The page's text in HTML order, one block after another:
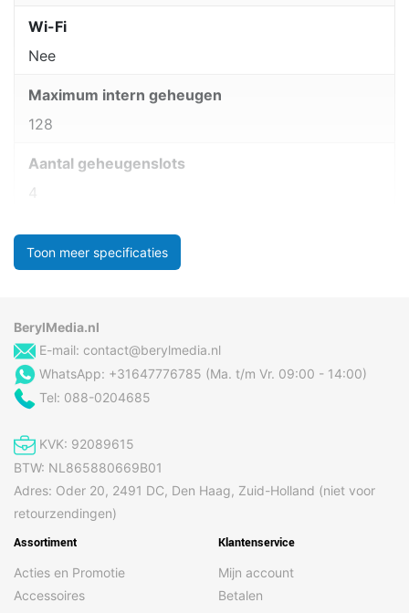
Wi-Fi
Nee
Maximum intern geheugen
128
Aantal geheugenslots
4
Toon meer specificaties
BerylMedia.nl
E-mail: contact@berylmedia.nl
WhatsApp: +31647776785 (Ma. t/m Vr. 09:00 - 14:00)
Tel: 088-0204685
KVK: 92089615
BTW: NL865880669B01
Adres: Oder 20, 2491 DC, Den Haag, Zuid-Holland (niet voor
retourzendingen)
Assortiment
Acties en Promotie
Accessoires
Klantenservice
Mijn account
Betalen